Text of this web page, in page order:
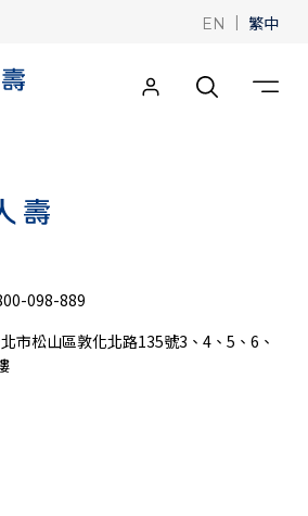
EN | 繁中
098-889
市松山區敦化北路135號3、4、5、6、